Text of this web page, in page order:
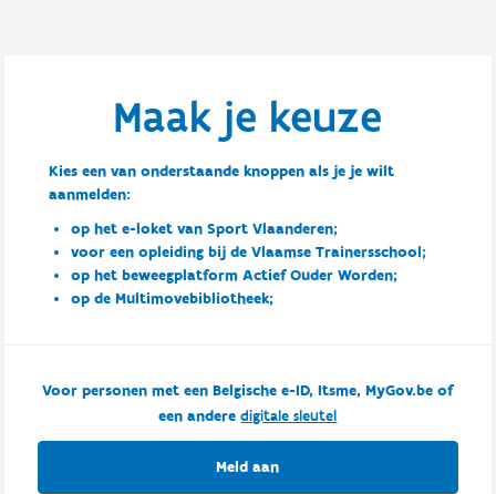
Maak je keuze
Kies een van onderstaande knoppen als je je wilt
aanmelden:
op het e-loket van Sport Vlaanderen;
voor een opleiding bij de Vlaamse Trainersschool;
op het beweegplatform Actief Ouder Worden;
op de Multimovebibliotheek;
Voor personen met een Belgische e-ID, Itsme, MyGov.be of
een anderedigitale sleutel
Meld aan